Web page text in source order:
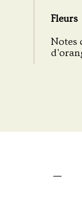
Fleurs
Notes